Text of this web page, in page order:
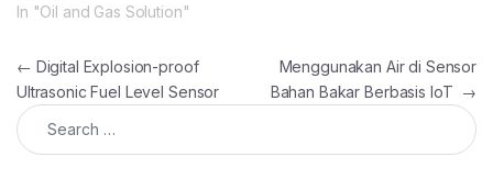
In "Oil and Gas Solution"
Post navigation
← Digital Explosion-proof
Ultrasonic Fuel Level Sensor
Menggunakan Air di Sensor
Bahan Bakar Berbasis IoT →
Search for: